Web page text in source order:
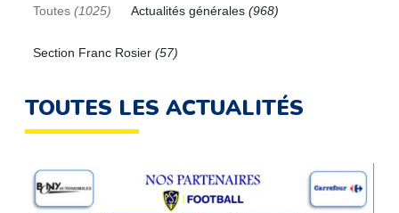
Toutes (1025) Actualités générales (968)
Section Franc Rosier (57)
TOUTES LES ACTUALITÉS